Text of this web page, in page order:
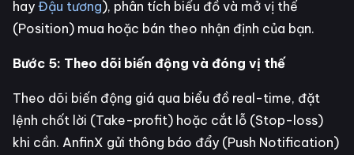
hay Đậu tương), phân tích biểu đồ và mở vị thế
(Position) mua hoặc bán theo nhận định của bạn.
Bước 5: Theo dõi biến động và đóng vị thế
Theo dõi biến động giá qua biểu đồ real-time, đặt
lệnh chốt lời (Take-profit) hoặc cắt lỗ (Stop-loss)
khi cần. AnfinX gửi thông báo đẩy (Push Notification)